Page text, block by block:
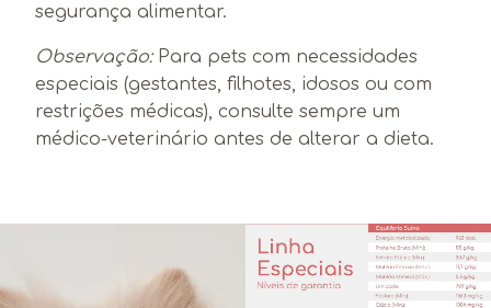
segurança alimentar.
Observação:Para pets com necessidades
especiais (gestantes, filhotes, idosos ou com
restrições médicas), consulte sempre um
médico-veterinário antes de alterar a dieta.